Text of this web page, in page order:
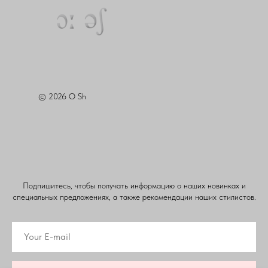
© 2026 O Sh
Подпишитесь, чтобы получать информацию о наших новинках и
специальных предложениях, а также рекомендации наших стилистов.